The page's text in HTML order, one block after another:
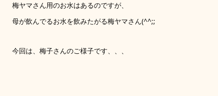
梅ヤマさん用のお水はあるのですが、
母が飲んでるお水を飲みたがる梅ヤマさん(^^;;
今回は、梅子さんのご様子です、、、